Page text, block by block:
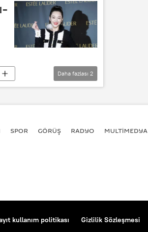
Daha fazlası 2
SPOR GÖRÜŞ RADYO MULTİMEDYA
kullanım politikası Gizlilik Sözleşmesi